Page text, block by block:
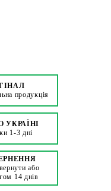
продукція
УКРАЇНІ
1-3 дні
або
14 днів